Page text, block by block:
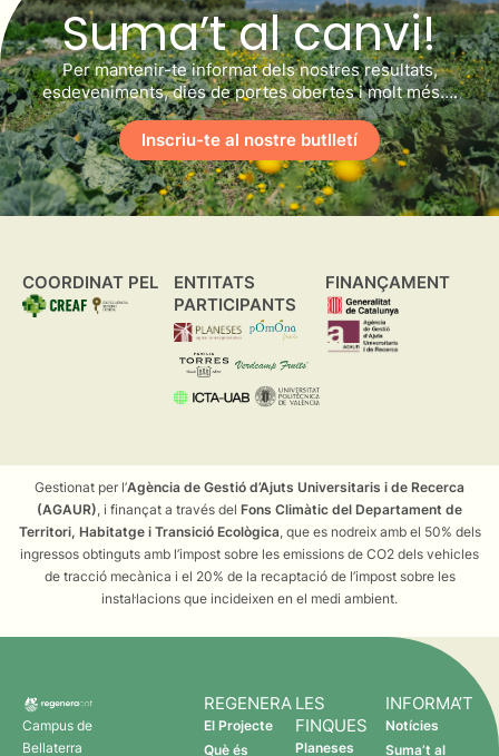
Suma’t al canvi!
Per mantenir-te informat dels nostres resultats,
esdeveniments, dies de portes obertes i molt més….
Inscriu-te al nostre butlletí
COORDINAT PEL
ENTITATS
PARTICIPANTS
FINANÇAMENT
Gestionat per l’Agència de Gestió d’Ajuts Universitaris i de Recerca
(AGAUR) , i finançat a través del Fons Climàtic del Departament de
Territori, Habitatge i Transició Ecològica , que es nodreix amb el 50% dels
ingressos obtinguts amb l’impost sobre les emissions de CO2 dels vehicles
de tracció mecànica i el 20% de la recaptació de l’impost sobre les
instal·lacions que incideixen en el medi ambient.
Campus de
Bellaterra
REGENERA
El Projecte
Què és
LES
FINQUES
Planeses
INFORMA’T
Notícies
Suma’t al